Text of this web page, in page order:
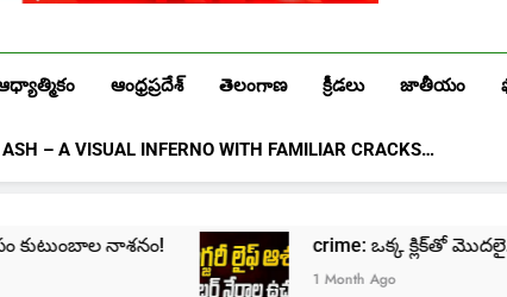
ఆంధ్రప్రదేశ్ తెలంగాణ క్రీడలు జాతీయం
ASH – A VISUAL INFERNO WITH FAMILIAR CRACKS…
కుటుంబాల నాశనం! crime: ఒక్క క్లిక్‌తో మొదలై…
1 Month Ago